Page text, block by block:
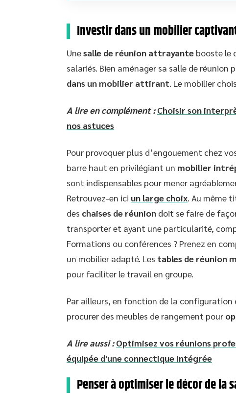
Investir dans un mobilier
Unesalle de réunion attrayante booste le
salariés. Bien aménager sa salle de réunion
dans un mobilier attirant. Le mobilier
A lire en complément : Choisir son
nos astuces
Pour provoquer plus d’engouement chez
barre haut en privilégiant un mobilier
sont indispensables pour mener
Retrouvez-en ici un large choix. Au même
des chaises de réunion doit se faire de
transporter et ayant une particularité,
Formations ou conférences ? Prenez en
un mobilier adapté. Les tables de réunion
pour faciliter le travail en groupe.
Par ailleurs, en fonction de la configuration
procurer des meubles de rangement pour
A lire aussi : Optimisez vos réunions
équipée d'une connectique intégrée
Penser à optimiser le décor de la